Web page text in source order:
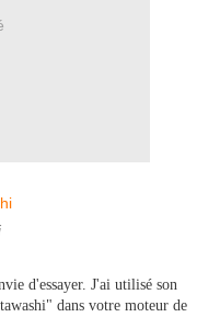
d'essayer. J'ai utilisé son
dans votre moteur de